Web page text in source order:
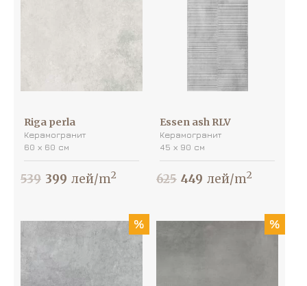
Riga perla
Керамогранит
60 х 60 см
539 399 лей/m2
Essen ash RLV
Керамогранит
45 х 90 см
625 449 лей/m2
% %